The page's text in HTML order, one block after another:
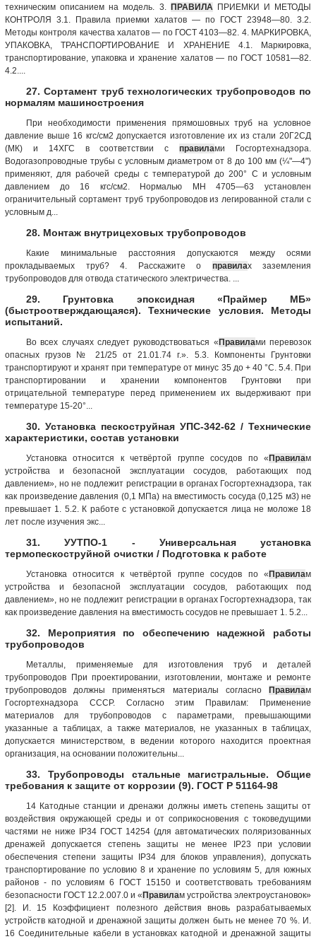
техническим описанием на модель. 3. ПРАВИЛА ПРИЕМКИ И МЕТОДЫ
КОНТРОЛЯ 3.1. Правила приемки халатов — по ГОСТ 23948—80. 3.2.
Методы контроля качества халатов — по ГОСТ 4103—82. 4. МАРКИРОВКА,
УПАКОВКА, ТРАНСПОРТИРОВАНИЕ И ХРАНЕНИЕ 4.1. Маркировка,
транспортирование, упаковка и хранение халатов — по ГОСТ 10581—82.
4.2....
27. Сортамент труб технологических трубопроводов по
нормалям машиностроения
При необходимости применения прямошовных труб на условное
давление выше 16 кгс/см2 допускается изготовление их из стали 20Г2СД
(МК) и 14ХГС в соответствии справилами Госгортехнадзора.
Водогазопроводные трубы с условным диаметром от 8 до 100 мм (¼"—4")
применяют, для рабочей среды с температурой до 200° С и условным
давлением до 16 кгс/см2. Нормалью МН 4705—63 установлен
ограничительный сортамент труб трубопроводов из легированной стали с
условным д...
28. Монтаж внутрицеховых трубопроводов
Какие минимальные расстояния допускаются между осями
прокладываемых труб? 4. Расскажите о правилах заземления
трубопроводов для отвода статического электричества. ...
29. Грунтовка эпоксидная «Праймер МБ»
(быстроотверждающаяся). Технические условия. Методы
испытаний.
Во всех случаях следует руководствоваться «Правилами перевозок
опасных грузов № 21/25 от 21.01.74 г.». 5.3. Компоненты Грунтовки
транспортируют и хранят при температуре от минус 35 до + 40 °С. 5.4. При
транспортировании и хранении компонентов Грунтовки при
отрицательной температуре перед применением их выдерживают при
температуре 15-20°...
30. Установка пескоструйная УПС-342-62 / Технические
характеристики, состав установки
Установка относится к четвёртой группе сосудов по «Правилам
устройства и безопасной эксплуатации сосудов, работающих под
давлением», но не подлежит регистрации в органах Госгортехнадзора, так
как произведение давления (0,1 МПа) на вместимость сосуда (0,125 м3) не
превышает 1. 5.2. К работе с установкой допускается лица не моложе 18
лет после изучения экс...
31. УУТПО-1 - Универсальная установка
термопескоструйной очистки / Подготовка к работе
Установка относится к четвёртой группе сосудов по «Правилам
устройства и безопасной эксплуатации сосудов, работающих под
давлением», но не подлежит регистрации в органах Госгортехнадзора, так
как произведение давления на вместимость сосудов не превышает 1. 5.2...
32. Мероприятия по обеспечению надежной работы
трубопроводов
Металлы, применяемые для изготовления труб и деталей
трубопроводов При проектировании, изготовлении, монтаже и ремонте
трубопроводов должны применяться материалы согласно Правилам
Госгортехнадзора СССР. Согласно этим Правилам: Применение
материалов для трубопроводов с параметрами, превышающими
указанные а таблицах, а также материалов, не указанных в таблицах,
допускается министерством, в ведении которого находится проектная
организация, на основании положительны...
33. Трубопроводы стальные магистральные. Общие
требования к защите от коррозии (9). ГОСТ Р 51164-98
14 Катодные станции и дренажи должны иметь степень защиты от
воздействия окружающей среды и от соприкосновения с токоведущими
частями не ниже IР34 ГОСТ 14254 (для автоматических поляризованных
дренажей допускается степень защиты не менее IР23 при условии
обеспечения степени защиты IР34 для блоков управления), допускать
транспортирование по условию 8 и хранение по условиям 5, для южных
районов - по условиям 6 ГОСТ 15150 и соответствовать требованиям
безопасности ГОСТ 12.2.007.0 и «Правилам устройства электроустановок»
[2]. И. 15 Коэффициент полезного действия вновь разрабатываемых
устройств катодной и дренажной защиты должен быть не менее 70 %. И.
16 Соединительные кабели в установках катодной и дренажной защиты